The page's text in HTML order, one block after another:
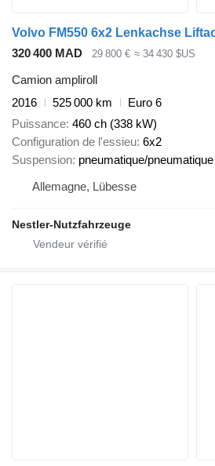
Volvo FM550 6x2 Lenkachse
320 400 MAD
29 800 € ≈ 34 430 $US
Camion ampliroll
2016
525 000 km
Euro 6
Puissance 460 ch (338 kW)
Configuration de l'essieu 6x2
Suspension pneumatique/pneumatique
Allemagne, Lübesse
Nestler-Nutzfahrzeuge